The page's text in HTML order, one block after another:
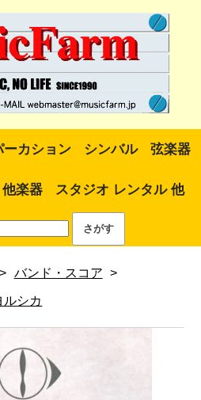
ーカション シンバル 弦楽器
他楽器 スタジオ レンタル 他
> バンド・スコア >
ルシカ